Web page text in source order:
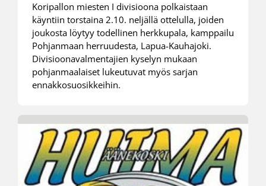
Koripallon miesten I divisioona polkaistaan
käyntiin torstaina 2.10. neljällä ottelulla, joiden
joukosta löytyy todellinen herkkupala, kamppailu
Pohjanmaan herruudesta, Lapua-Kauhajoki.
Divisioonavalmentajien kyselyn mukaan
pohjanmaalaiset lukeutuvat myös sarjan
ennakkosuosikkeihin.